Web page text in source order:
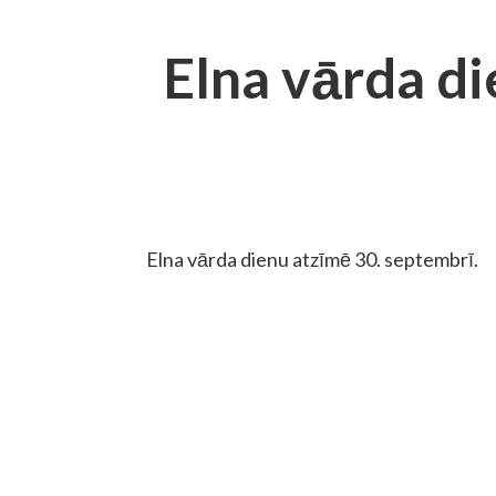
Elna vārda
Elna vārda dienu atzīmē 30. septembrī.